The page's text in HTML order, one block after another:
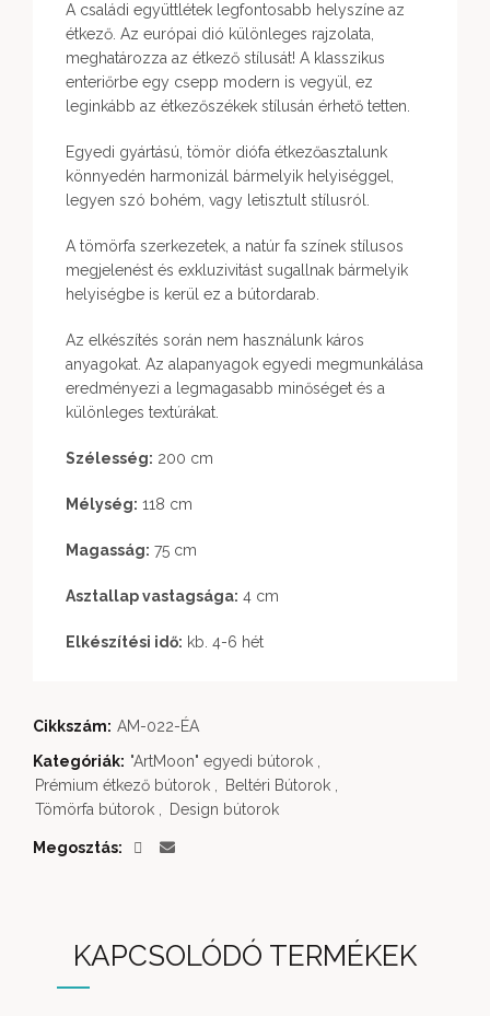
A családi együttlétek legfontosabb helyszíne az
étkező. Az európai dió különleges rajzolata,
meghatározza az étkező stílusát! A klasszikus
enteriőrbe egy csepp modern is vegyül, ez
leginkább az étkezőszékek stílusán érhető tetten.
Egyedi gyártású, tömör diófa étkezőasztalunk
könnyedén harmonizál bármelyik helyiséggel,
legyen szó bohém, vagy letisztult stílusról.
A tömörfa szerkezetek, a natúr fa színek stílusos
megjelenést és exkluzivitást sugallnak bármelyik
helyiségbe is kerül ez a bútordarab.
Az elkészítés során nem használunk káros
anyagokat. Az alapanyagok egyedi megmunkálása
eredményezi a legmagasabb minőséget és a
különleges textúrákat.
Szélesség: 200 cm
Mélység: 118 cm
Magasság: 75 cm
Asztallap vastagsága: 4 cm
Elkészítési idő: kb. 4-6 hét
Cikkszám: AM-022-ÉA
Kategóriák: "ArtMoon" egyedi bútorok
Prémium étkező bútorok
Beltéri Bútorok
Tömörfa bútorok
Design bútorok
Megosztás
KAPCSOLÓDÓ TERMÉKEK